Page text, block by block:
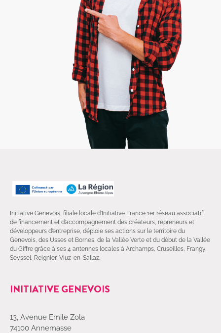
Initiative Genevois, filiale locale d’Initiative France 1er réseau associatif
de financement et d’accompagnement des créateurs, repreneurs et
développeurs d’entreprise, déploie ses actions sur le territoire du
Genevois, des Usses et Bornes, de la Vallée Verte et du début de la Vallée
du Giffre grâce à ses 4 antennes locales à Archamps, Cruseilles, Frangy,
Seyssel, Reignier, Viuz-en-Sallaz.
INITIATIVE GENEVOIS
13, Avenue Emile Zola
74100 Annemasse